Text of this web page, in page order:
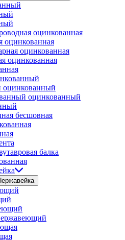
оцинкованная
оцинкованная
оцинкованная
оцинкованная
оцинкованный
оцинкованный
бесшовная
балка